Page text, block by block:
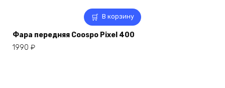
В корзину
Фара передняя Coospo Pixel 400
1990 ₽